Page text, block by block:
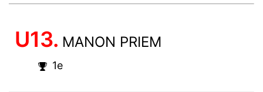
U13. MANON PRIEM
1e